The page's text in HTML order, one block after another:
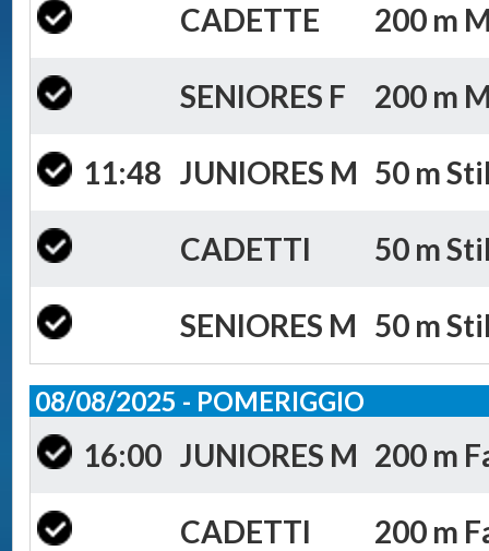
CADETTE 200 m
SENIORES F 200 m
11:48 JUNIORES M 50 m
CADETTI 50 m
SENIORES M 50 m
08/08/2025 - POMERIGGIO
16:00 JUNIORES M 200 m
CADETTI 200 m